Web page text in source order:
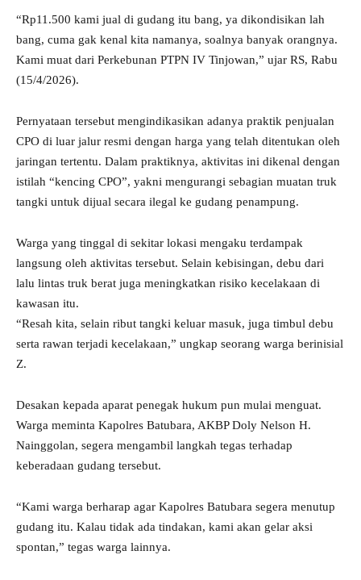
“Rp11.500 kami jual di gudang itu bang, ya dikondisikan lah
bang, cuma gak kenal kita namanya, soalnya banyak orangnya.
Kami muat dari Perkebunan PTPN IV Tinjowan,” ujar RS, Rabu
(15/4/2026).
Pernyataan tersebut mengindikasikan adanya praktik penjualan
CPO di luar jalur resmi dengan harga yang telah ditentukan oleh
jaringan tertentu. Dalam praktiknya, aktivitas ini dikenal dengan
istilah “kencing CPO”, yakni mengurangi sebagian muatan truk
tangki untuk dijual secara ilegal ke gudang penampung.
Warga yang tinggal di sekitar lokasi mengaku terdampak
langsung oleh aktivitas tersebut. Selain kebisingan, debu dari
lalu lintas truk berat juga meningkatkan risiko kecelakaan di
kawasan itu.
“Resah kita, selain ribut tangki keluar masuk, juga timbul debu
serta rawan terjadi kecelakaan,” ungkap seorang warga berinisial
Z.
Desakan kepada aparat penegak hukum pun mulai menguat.
Warga meminta Kapolres Batubara, AKBP Doly Nelson H.
Nainggolan, segera mengambil langkah tegas terhadap
keberadaan gudang tersebut.
“Kami warga berharap agar Kapolres Batubara segera menutup
gudang itu. Kalau tidak ada tindakan, kami akan gelar aksi
spontan,” tegas warga lainnya.